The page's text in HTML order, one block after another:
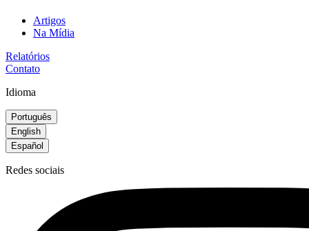
Artigos
Na Mídia
Relatórios
Contato
Idioma
Português
English
Español
Redes sociais